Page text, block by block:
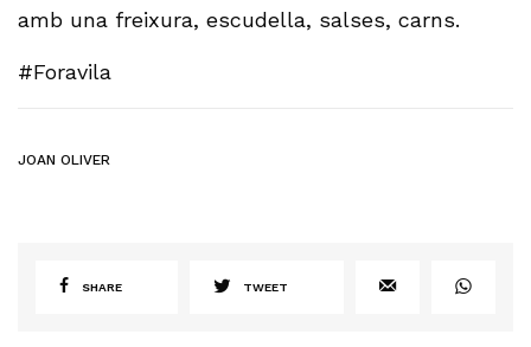
amb una freixura, escudella, salses, carns.
#Foravila
JOAN OLIVER
SHARE TWEET